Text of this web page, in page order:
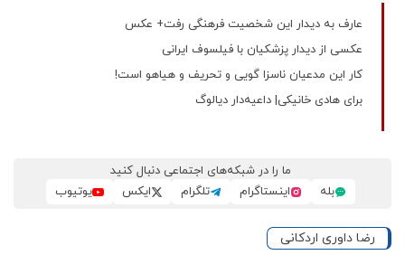
عارف به دیدار این شخصیت فرهنگی رفت+ عکس
عکسی از دیدار پزشکیان با فیلسوف ایرانی
کار این مدعیان ناسزا گویی و تحریف و هیاهو است!
برای هادی خانیکی| داعیه‌دار دیالوگ
ما را در شبکه‌های اجتماعی دنبال کنید
بله
اینستاگرام تلگرام ایکس یوتیوب
رضا داوری اردکانی